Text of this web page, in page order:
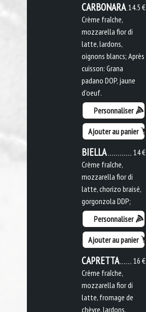
14.5 €
CARBONARA
Crème fraîche,
mozzarella fior di
latte, lardons,
oignons blancs; Après
cuisson: Grana
padano DOP, jaune
d'oeuf.
Personnaliser
Ajouter au panier
14 €
BIELLA
Crème fraîche,
mozzarella fior di
latte, chorizo braisé,
gorgonzola DDP;
Personnaliser
Ajouter au panier
16 €
CAPRETTA
Crème fraîche,
mozzarella fior di
latte, fromage de
chèvre, lardons.